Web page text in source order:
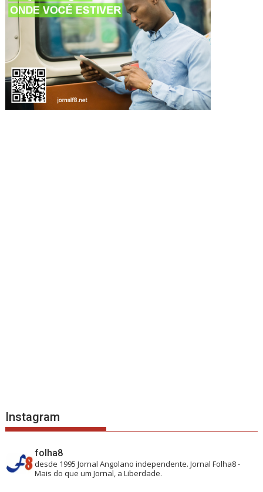
Instagram
folha8
desde 1995 Jornal Angolano independente.Jornal Folha8 -
Mais do que um Jornal, a Liberdade.